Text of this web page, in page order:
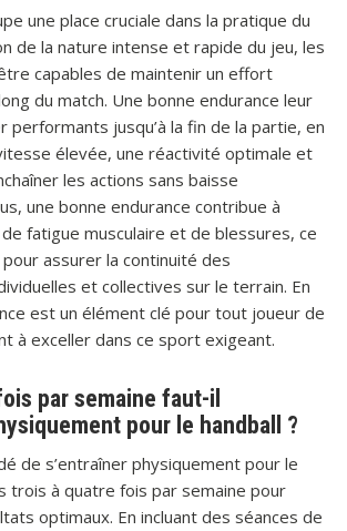
une place cruciale dans la pratique du
de la nature intense et rapide du jeu, les
capables de maintenir un effort
du match. Une bonne endurance leur
jusqu’à la fin de la partie, en
élevée, une réactivité optimale et
les actions sans baisse
une bonne endurance contribue à
fatigue musculaire et de blessures, ce
assurer la continuité des
et collectives sur le terrain. En
est un élément clé pour tout joueur de
à exceller dans ce sport exigeant.
par semaine faut-il
pour le handball ?
de s’entraîner physiquement pour le
trois à quatre fois par semaine pour
optimaux. En incluant des séances de